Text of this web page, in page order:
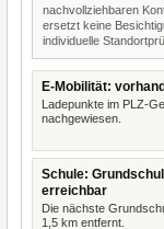
nachvollziehbaren
ersetzt keine
individuelle
E-Mobilität:
Ladepunkte im PLZ-
nachgewiesen.
Schule:
erreichbar
Die nächste
1,5 km entfernt.